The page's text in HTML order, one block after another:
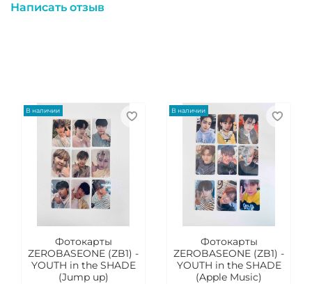
Написать отзыв
В наличии
Фотокарты
ZEROBASEONE (ZB1) -
YOUTH in the SHADE
(Jump up)
В наличии
Фотокарты
ZEROBASEONE (ZB1) -
YOUTH in the SHADE
(Apple Music)